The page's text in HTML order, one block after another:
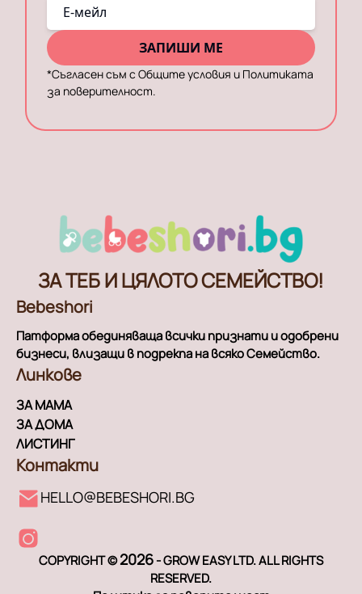
E-мейл
ЗАПИШИ МЕ
*Съгласен съм с Общите условия и Политиката
за поверителност.
ЗА ТЕБ И ЦЯЛОТО СЕМЕЙСТВО!
Bebeshori
Патформа обединяваща всички признати и одобрени
бизнеси, влизащи в подрекпа на всяко Семейство.
Линкове
ЗА МАМА
ЗА ДОМА
ЛИСТИНГ
Контакти
HELLO@BEBESHORI.BG
COPYRIGHT ©2026- GROW EASY LTD. ALL RIGHTS
RESERVED.